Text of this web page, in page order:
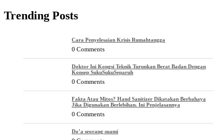
Trending Posts
Cara Penyelesaian Krisis Rumahtangga
0 Comments
Doktor Ini Kongsi Teknik Turunkan Berat Badan Dengan
Konsep SukuSukuSeparuh
0 Comments
Fakta Atau Mitos? Hand Sanitizer Dikatakan Berbahaya
Jika Digunakan Berlebihan. Ini Penjelasannya
0 Comments
Do’a seorang suami